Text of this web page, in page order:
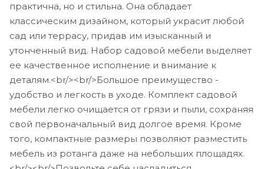
практична, но и стильна. Она обладает
классическим дизайном, который украсит любой
сад или террасу, придав им изысканный и
утонченный вид. Набор садовой мебели выделяет
ее качественное исполнение и внимание к
деталям.<br/><br/>Большое преимущество -
удобство и легкость в уходе. Комплект садовой
мебели легко очищается от грязи и пыли, сохраняя
свой первоначальный вид долгое время. Кроме
того, компактные размеры позволяют разместить
мебель из ротанга даже на небольших площадях.